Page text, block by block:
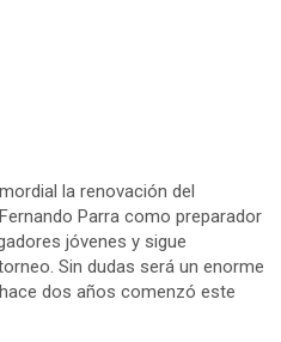
la renovación del
Parra como preparador
jóvenes y sigue
Sin dudas será un enorme
dos años comenzó este